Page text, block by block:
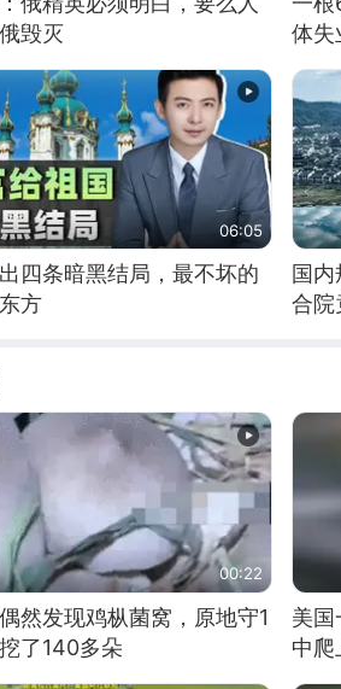
毁灭
体失
06:05
四条暗黑结局，最不坏的
方
国
合院
00:22
然发现鸡枞菌窝，原地守1
了140多朵
美国
中爬